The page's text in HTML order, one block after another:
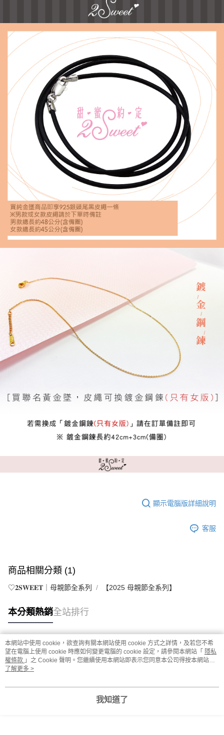
顯示電腦版詳細說明
客服
商品相關分類 (1)
♡𝟐𝐒𝐖𝐄𝐄𝐓｜母親節全系列 【2025 母親節全系列】
本分類熱銷全站排行
熱門標籤
本網站中使用 cookie，欲查詢有關本網站使用 cookie 方式之詳情，及若您不希
望在電腦上使用 cookie 時應如何變更電腦的 cookie 設定，請參閱本網站「 隱私
權條款 」之 Cookie 聲明。您繼續使用本網站即表示您同意本公司得按本網站使
用條款之 Cookie 聲明使用 cookie。
了解更多 >
我知道了